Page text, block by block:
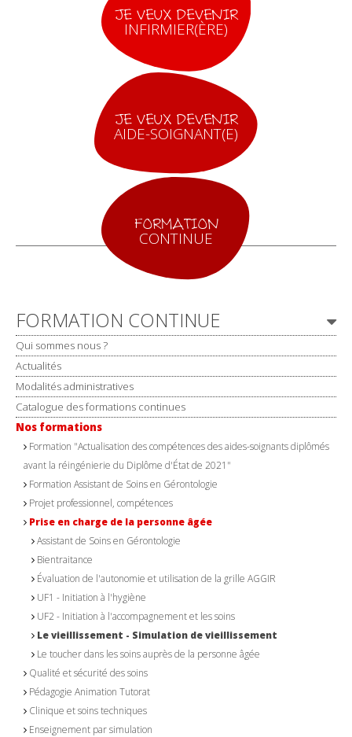
JE VEUX DEVENIR
INFIRMIER(ÈRE)
JE VEUX DEVENIR
AIDE-SOIGNANT(E)
FORMATION
CONTINUE
Navigation
FORMATION CONTINUE
Qui sommes nous ?
Actualités
Modalités administratives
Catalogue des formations continues
Nos formations
Formation "Actualisation des compétences des aides-soignants diplômés
avant la réingénierie du Diplôme d'État de 2021"
Formation Assistant de Soins en Gérontologie
Projet professionnel, compétences
Prise en charge de la personne âgée
Assistant de Soins en Gérontologie
Bientraitance
Évaluation de l'autonomie et utilisation de la grille AGGIR
UF1 - Initiation à l'hygiène
UF2 - Initiation à l'accompagnement et les soins
Le vieillissement - Simulation de vieillissement
Le toucher dans les soins auprès de la personne âgée
Qualité et sécurité des soins
Pédagogie Animation Tutorat
Clinique et soins techniques
Enseignement par simulation